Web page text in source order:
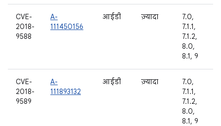
CVE-
2018-
9588
A-
111450156
आईडी ज़्यादा
7.0,
7.1.1,
7.1.2,
8.0,
8.1, 9
CVE-
2018-
9589
A-
111893132
आईडी ज़्यादा
7.0,
7.1.1,
7.1.2,
8.0,
8.1, 9